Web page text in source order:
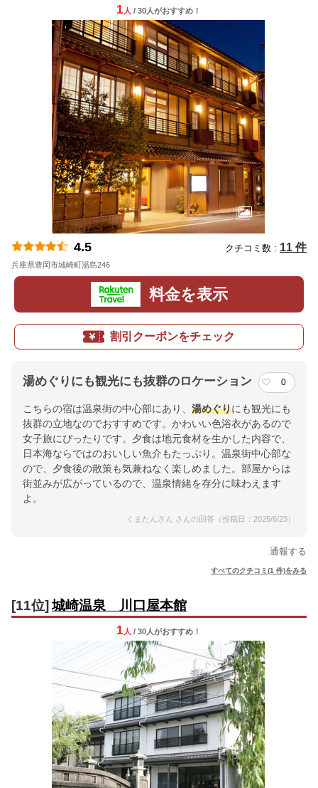
1 人 / 30人がおすすめ！
4.5 クチコミ数 : 11 件
兵庫県豊岡市城崎町湯島246
料金を表示
割引クーポンをチェック
湯めぐりにも観光にも抜群のロケーション 0
こちらの宿は温泉街の中心部にあり、 湯めぐりにも観光にも
抜群の立地なのでおすすめです。かわいい色浴衣があるので
女子旅にぴったりです。夕食は地元食材を生かした内容で、
日本海ならではのおいしい魚介もたっぷり。温泉街中心部な
ので、夕食後の散策も気兼ねなく楽しめました。部屋からは
街並みが広がっているので、温泉情緒を存分に味わえます
よ。
くまたんさん さんの回答（投稿日：2025/6/23）
通報する
すべてのクチコミ(1 件)をみる
[11位] 城崎温泉 川口屋本館
1 人 / 30人がおすすめ！